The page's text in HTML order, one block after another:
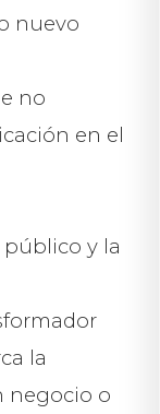
nuevo
no
en el
y la
la
negocio o